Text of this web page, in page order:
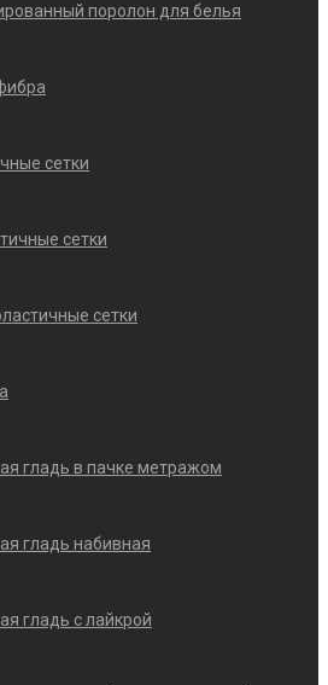
поролон для белья
сетки
сетки
сетки
гладь в пачке метражом
гладь набивная
гладь с лайкрой